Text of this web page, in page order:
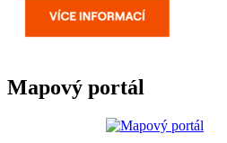
Mapový portál